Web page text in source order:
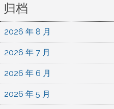
归档
2026 年 8 月
2026 年 7 月
2026 年 6 月
2026 年 5 月